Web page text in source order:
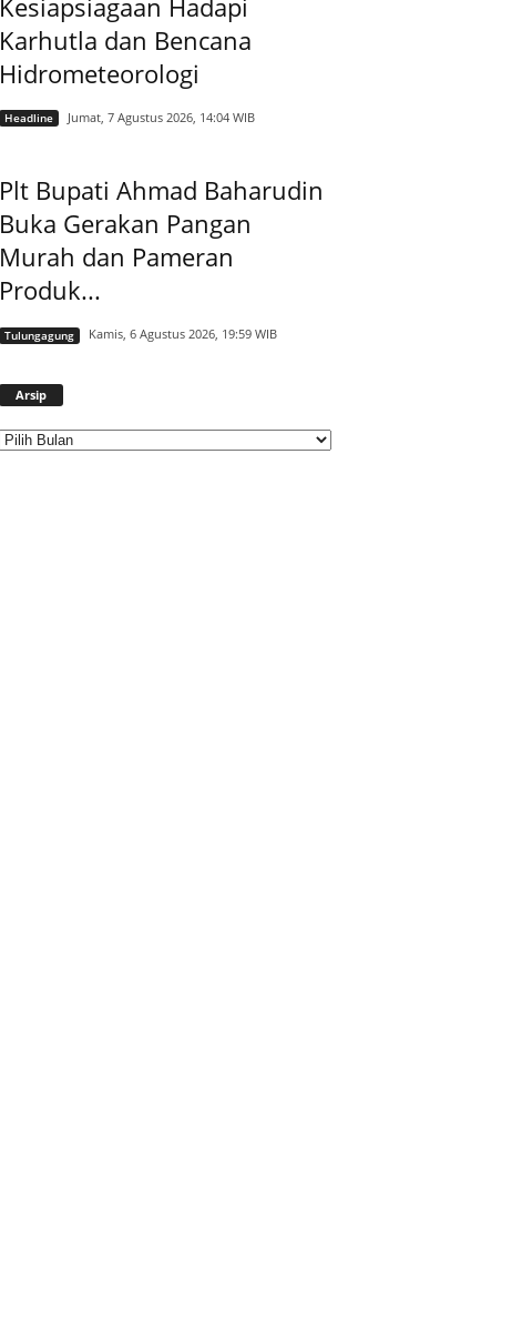
Karhutla dan Bencana
Hidrometeorologi
Headline Jumat, 7 Agustus 2026, 14:04 WIB
Plt Bupati Ahmad Baharudin
Buka Gerakan Pangan
Murah dan Pameran
Produk...
Tulungagung Kamis, 6 Agustus 2026, 19:59 WIB
Arsip